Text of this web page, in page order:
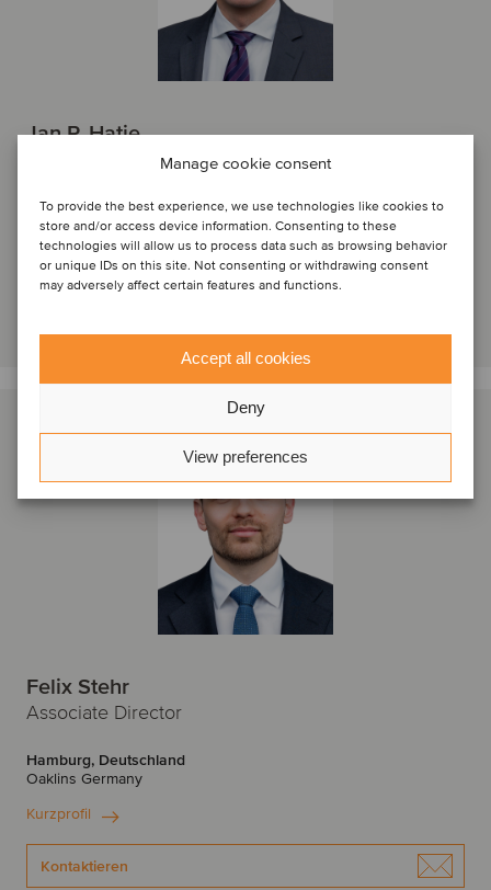
Manage cookie consent
To provide the best experience, we use technologies like cookies to
store and/or access device information. Consenting to these
technologies will allow us to process data such as browsing behavior
or unique IDs on this site. Not consenting or withdrawing consent
may adversely affect certain features and functions.
Accept all cookies
Deny
View preferences
Jan P. Hatje
Executive Board Member
Hamburg, Deutschland
Oaklins Germany
Kurzprofil
Felix Stehr
Associate Director
Hamburg, Deutschland
Oaklins Germany
Kurzprofil
Kontaktieren